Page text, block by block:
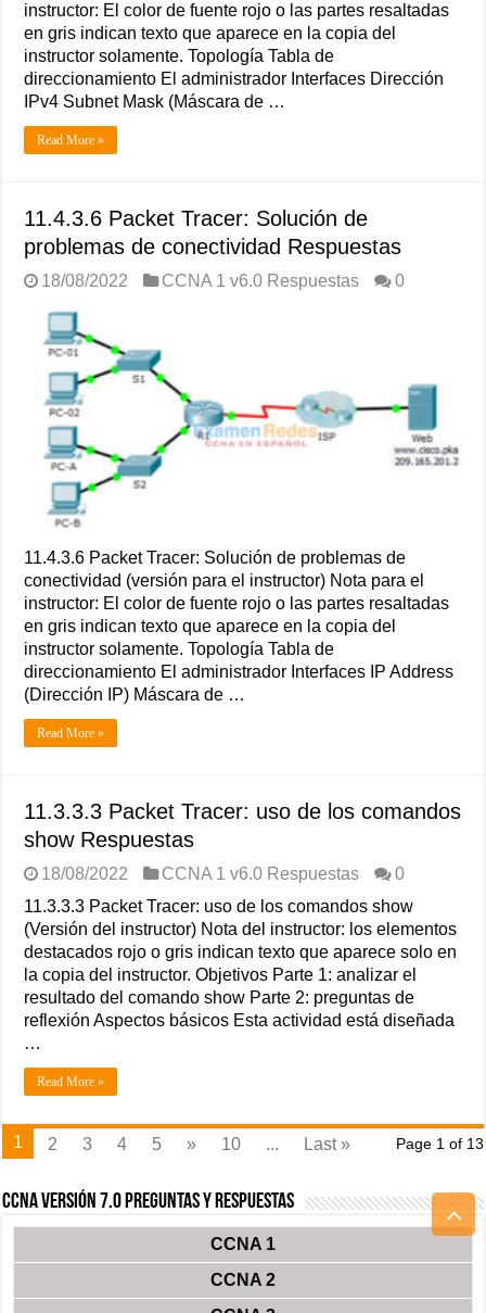
instructor: El color de fuente rojo o las partes resaltadas
en gris indican texto que aparece en la copia del
instructor solamente. Topología Tabla de
direccionamiento El administrador Interfaces Dirección
IPv4 Subnet Mask (Máscara de …
Read More »
11.4.3.6 Packet Tracer: Solución de
problemas de conectividad Respuestas
18/08/2022 CCNA 1 v6.0 Respuestas 0
11.4.3.6 Packet Tracer: Solución de problemas de
conectividad (versión para el instructor) Nota para el
instructor: El color de fuente rojo o las partes resaltadas
en gris indican texto que aparece en la copia del
instructor solamente. Topología Tabla de
direccionamiento El administrador Interfaces IP Address
(Dirección IP) Máscara de …
Read More »
11.3.3.3 Packet Tracer: uso de los comandos
show Respuestas
18/08/2022 CCNA 1 v6.0 Respuestas
0
11.3.3.3 Packet Tracer: uso de los comandos show
(Versión del instructor) Nota del instructor: los elementos
destacados rojo o gris indican texto que aparece solo en
la copia del instructor. Objetivos Parte 1: analizar el
resultado del comando show Parte 2: preguntas de
reflexión Aspectos básicos Esta actividad está diseñada
…
Read More »
Page 1 of 13
1 2 3 4 5 » 10 ... Last »
CCNA Versión 7.0 Preguntas y Respuestas
CCNA 1
CCNA 2